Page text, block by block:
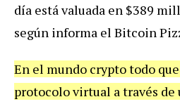
día está valuada en $389
según informa el Bitcoin
En el mundo crypto todo
protocolo virtual a través de